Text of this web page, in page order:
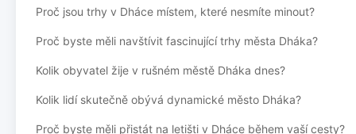
Proč jsou trhy v Dháce místem, které nesmíte minout?
Proč byste měli navštívit fascinující trhy města Dháka?
Kolik obyvatel žije v rušném městě Dháka dnes?
Kolik lidí skutečně obývá dynamické město Dháka?
Proč byste měli přistát na letišti v Dháce během vaší cesty?